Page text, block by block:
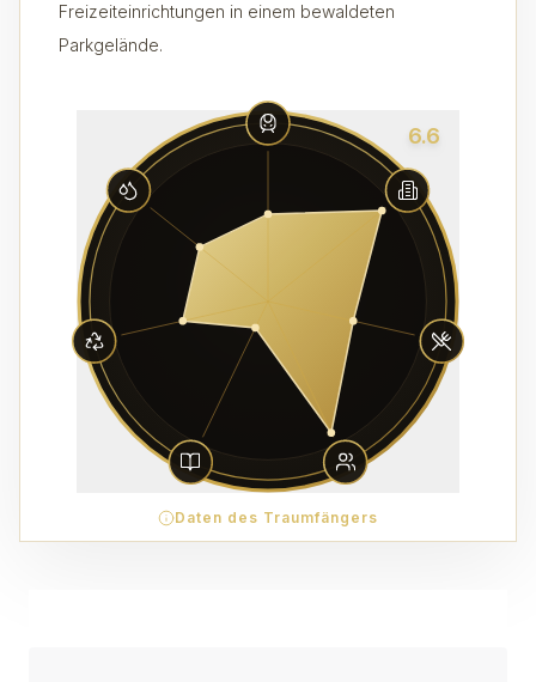
Freizeiteinrichtungen in einem bewaldeten
Parkgelände.
6.6
Daten des Traumfängers